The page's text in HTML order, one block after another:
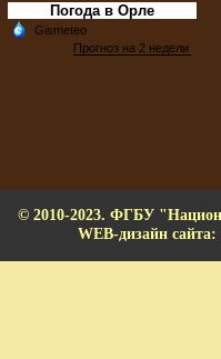
Погода в Орле
© 2010-2023. ФГБУ
WEB-дизайн